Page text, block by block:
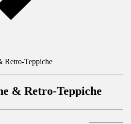
Retro-Teppiche
& Retro-Teppiche